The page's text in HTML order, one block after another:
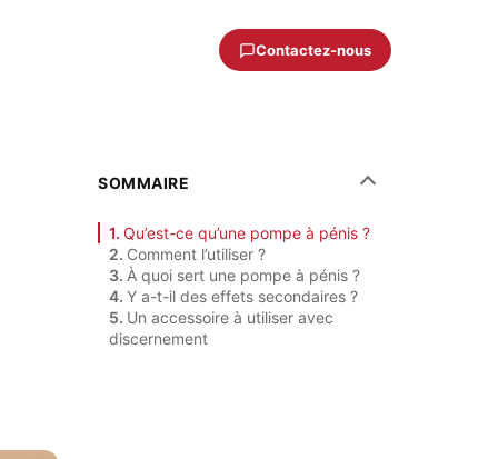
Contactez-nous
SOMMAIRE
Qu’est-ce qu’une pompe à pénis ?
Comment l’utiliser ?
À quoi sert une pompe à pénis ?
Y a-t-il des effets secondaires ?
Un accessoire à utiliser avec
discernement